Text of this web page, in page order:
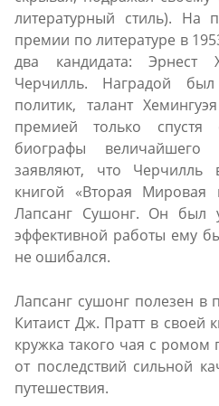
литературный стиль). На
премии по литературе в
два кандидата: Эрнест
Черчилль. Наградой был
политик, талант
премией только
биографы
заявляют, что
книгой «Вторая Мировая
Лапсанг Сушонг. Он был
эффективной работы ему
не ошибался.
Лапсанг сушонг полезен в
Китаист Дж. Пратт в своей
кружка такого чая с ромом
от последствий сильной
путешествия.